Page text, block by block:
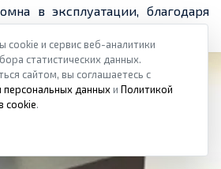
в эксплуатации, благодаря
конструкции.
cookie и сервис веб-аналитики
статистических данных.
сайтом, вы соглашаетесь с
данных и Политикой
cookie.